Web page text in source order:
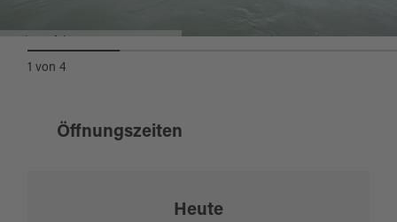
1 von4
Öffnungszeiten
Heute